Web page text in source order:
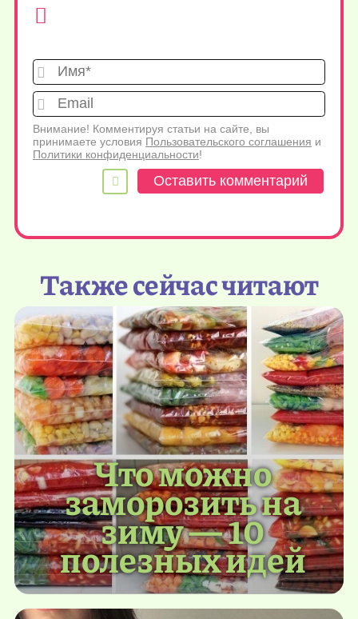
Имя*
Внимание! Комментируя статьи на сайте, вы
принимаете условия Пользовательского соглашения и
Политики конфиденциальности!
Также сейчас читают
Что можно
заморозить на
зиму — 10
полезных идей